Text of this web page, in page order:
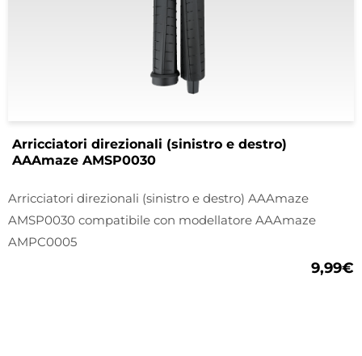
Arricciatori direzionali (sinistro e destro)
AAAmaze AMSP0030
Arricciatori direzionali (sinistro e destro) AAAmaze
AMSP0030 compatibile con modellatore AAAmaze
AMPC0005
9,99€